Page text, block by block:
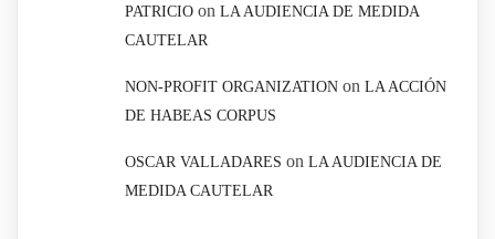
PATRICIO on LA AUDIENCIA DE MEDIDA
CAUTELAR
NON-PROFIT ORGANIZATION on LA ACCIÓN
DE HABEAS CORPUS
OSCAR VALLADARES on LA AUDIENCIA DE
MEDIDA CAUTELAR